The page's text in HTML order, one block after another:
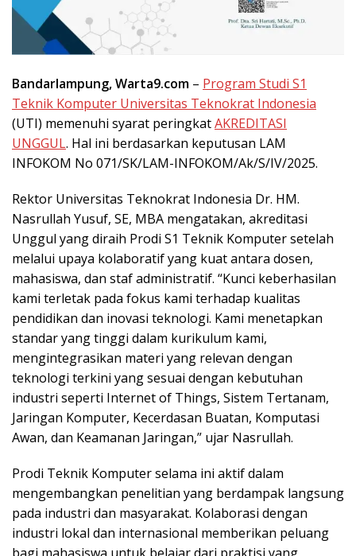
Bandarlampung, Warta9.com – Program Studi S1
Teknik Komputer Universitas Teknokrat Indonesia
(UTI) memenuhi syarat peringkatAKREDITASI
UNGGUL. Hal ini berdasarkan keputusan LAM
INFOKOM No 071/SK/LAM-INFOKOM/Ak/S/IV/2025.
Rektor Universitas Teknokrat Indonesia Dr. HM.
Nasrullah Yusuf, SE, MBA mengatakan, akreditasi
Unggul yang diraih Prodi S1 Teknik Komputer setelah
melalui upaya kolaboratif yang kuat antara dosen,
mahasiswa, dan staf administratif. “Kunci keberhasilan
kami terletak pada fokus kami terhadap kualitas
pendidikan dan inovasi teknologi. Kami menetapkan
standar yang tinggi dalam kurikulum kami,
mengintegrasikan materi yang relevan dengan
teknologi terkini yang sesuai dengan kebutuhan
industri seperti Internet of Things, Sistem Tertanam,
Jaringan Komputer, Kecerdasan Buatan, Komputasi
Awan, dan Keamanan Jaringan,” ujar Nasrullah.
Prodi Teknik Komputer selama ini aktif dalam
mengembangkan penelitian yang berdampak langsung
pada industri dan masyarakat. Kolaborasi dengan
industri lokal dan internasional memberikan peluang